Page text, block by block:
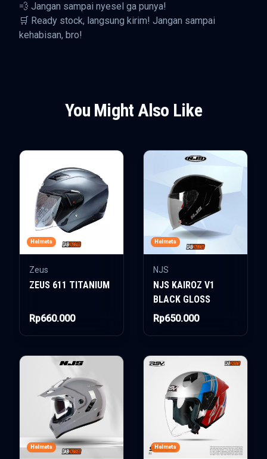
💨 Jangan sampai nyesel ga punya!
🛒 Ready stock, langsung kirim! Jangan sampai
kehabisan, bro!
You Might Also Like
Helmets
Zeus
ZEUS 611 TITANIUM
Rp660.000
Helmets
NJS
NJS KAIROZ V1
BLACK GLOSS
Rp650.000
Helmets Helmets